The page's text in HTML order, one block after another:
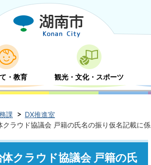
・教育 観光・文化・スポーツ
課
DX推進室
クラウド協議会 戸籍の氏名の振り仮名記載に
クラウド協議会 戸籍の氏